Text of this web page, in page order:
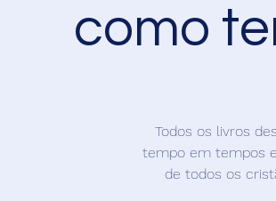
como
Todos os livros
tempo em tempos
de todos os